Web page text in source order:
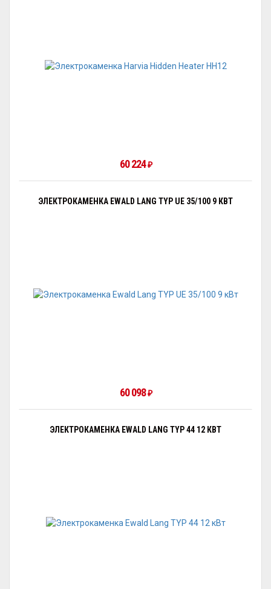
60 224₽
ЭЛЕКТРОКАМЕНКА EWALD LANG TYP UE 35/100 9 КВТ
60 098₽
ЭЛЕКТРОКАМЕНКА EWALD LANG TYP 44 12 КВТ